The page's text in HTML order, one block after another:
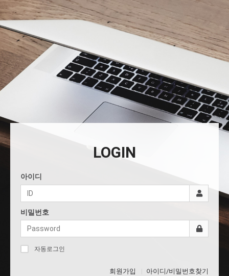
LOGIN
아이디
비밀번호
자동로그인
회원가입 아이디/비밀번호찾기